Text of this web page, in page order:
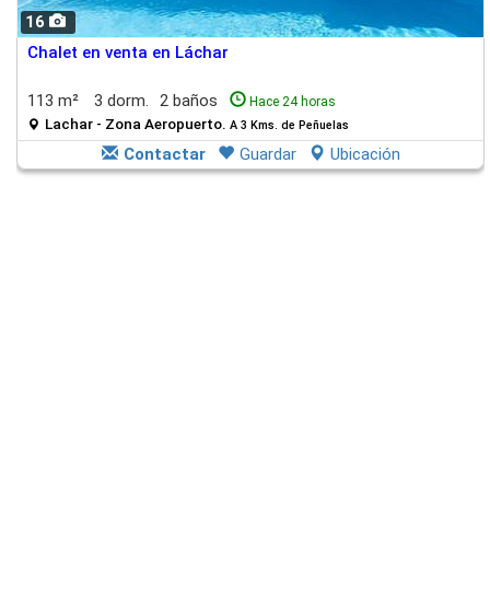
16
Chalet en venta en Láchar
113 m² 3 dorm. 2 baños Hace 24 horas
Lachar - Zona Aeropuerto. A 3 Kms. de Peñuelas
Contactar Guardar Ubicación